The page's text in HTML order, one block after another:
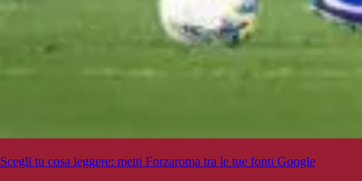
Scegli tu cosa leggere: metti Forzaroma tra le tue fonti Google